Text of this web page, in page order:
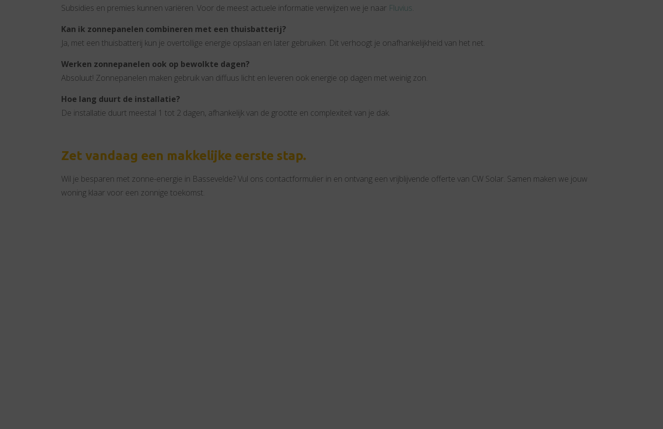
Subsidies en premies kunnen variëren. Voor de meest actuele informatie verwijzen we je naar Fluvius.
Kan ik zonnepanelen combineren met een thuisbatterij?
Ja, met een thuisbatterij kun je overtollige energie opslaan en later gebruiken. Dit verhoogt je onafhankelijkheid van het net.
Werken zonnepanelen ook op bewolkte dagen?
Absoluut! Zonnepanelen maken gebruik van diffuus licht en leveren ook energie op dagen met weinig zon.
Hoe lang duurt de installatie?
De installatie duurt meestal 1 tot 2 dagen, afhankelijk van de grootte en complexiteit van je dak.
Zet vandaag een makkelijke eerste stap.
Wil je besparen met zonne-energie in Bassevelde? Vul ons contactformulier in en ontvang een vrijblijvende offerte van CW Solar. Samen maken we jouw
woning klaar voor een zonnige toekomst.